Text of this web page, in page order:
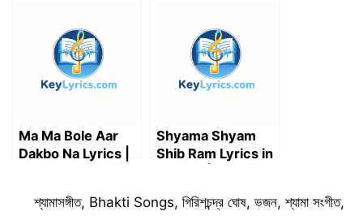
Banerjee
Ma Ma Bole Aar
Dakbo Na Lyrics |
Shyama Shyam
Shib Ram Lyrics in
Chattopadhyay
Categories
শ্যামাসঙ্গীত, Bhakti Songs,গিরিশচন্দ্র ঘোষ,ভজন,শ্যামা সংগীত,